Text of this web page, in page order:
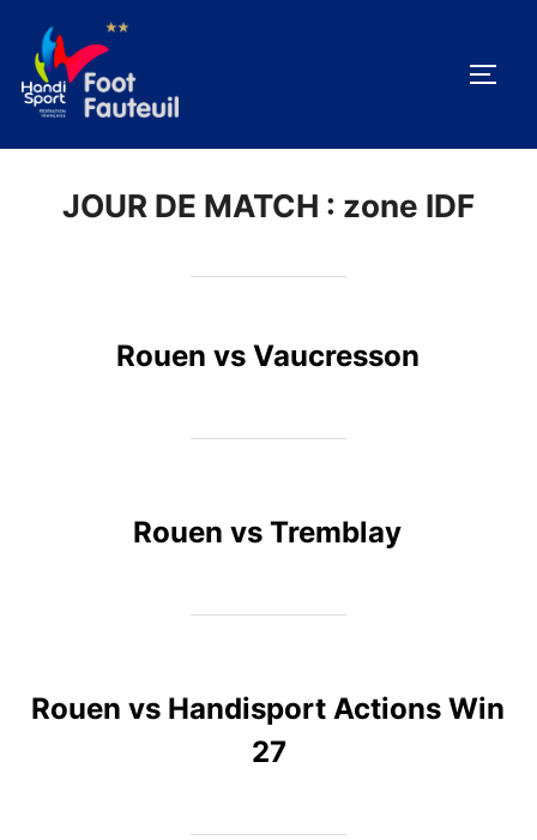
contenu
JOUR DE MATCH : zone IDF
Rouen vs Vaucresson
Rouen vs Tremblay
Rouen vs Handisport Actions Win
27